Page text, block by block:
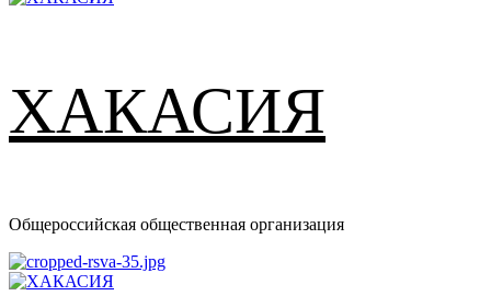
ХАКАСИЯ
Общероссийская общественная организация
Основное